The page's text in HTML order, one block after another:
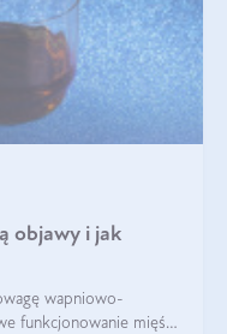
objawy i jak
wapniowo-
funkcjonowanie mięśni